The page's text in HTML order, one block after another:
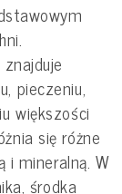
pieczeniu,
większości
się różne
i mineralną. W
środka